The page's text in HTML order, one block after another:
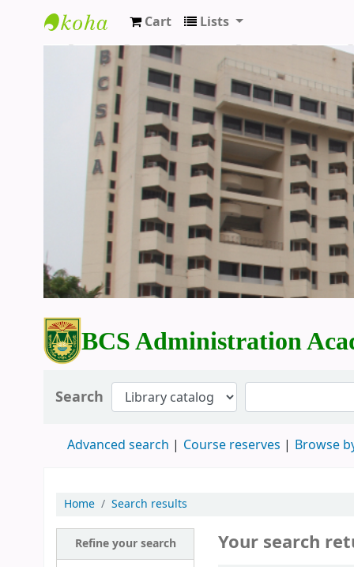
BCS Administration Academy Library
Cart Lists
BCS Administration
Search
Advanced search Course reserves Browse
Home Search results
Refine your search Your search